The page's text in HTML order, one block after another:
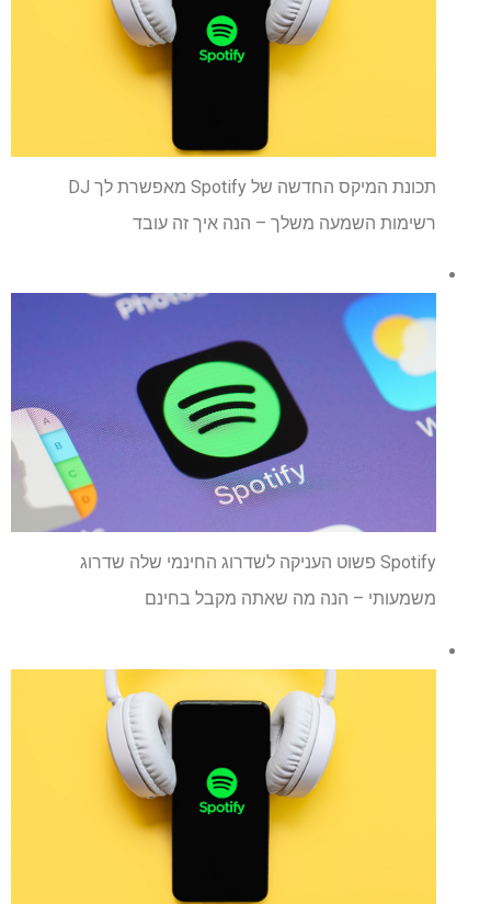
תכונת המיקס החדשה של Spotify מאפשרת לך DJ
רשימות השמעה משלך – הנה איך זה עובד
Spotify פשוט העניקה לשדרוג החינמי שלה שדרוג
משמעותי – הנה מה שאתה מקבל בחינם